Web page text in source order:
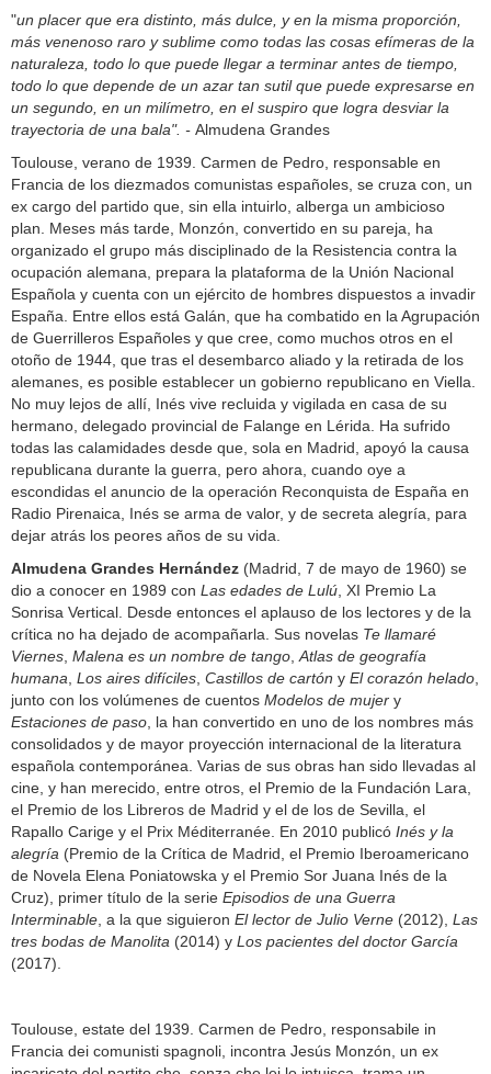
"un placer que era distinto, más dulce, y en la misma proporción,
más venenoso raro y sublime como todas las cosas efímeras de la
naturaleza, todo lo que puede llegar a terminar antes de tiempo,
todo lo que depende de un azar tan sutil que puede expresarse en
un segundo, en un milímetro, en el suspiro que logra desviar la
trayectoria de una bala". - Almudena Grandes
Toulouse, verano de 1939. Carmen de Pedro, responsable en
Francia de los diezmados comunistas españoles, se cruza con, un
ex cargo del partido que, sin ella intuirlo, alberga un ambicioso
plan. Meses más tarde, Monzón, convertido en su pareja, ha
organizado el grupo más disciplinado de la Resistencia contra la
ocupación alemana, prepara la plataforma de la Unión Nacional
Española y cuenta con un ejército de hombres dispuestos a invadir
España. Entre ellos está Galán, que ha combatido en la Agrupación
de Guerrilleros Españoles y que cree, como muchos otros en el
otoño de 1944, que tras el desembarco aliado y la retirada de los
alemanes, es posible establecer un gobierno republicano en Viella.
No muy lejos de allí, Inés vive recluida y vigilada en casa de su
hermano, delegado provincial de Falange en Lérida. Ha sufrido
todas las calamidades desde que, sola en Madrid, apoyó la causa
republicana durante la guerra, pero ahora, cuando oye a
escondidas el anuncio de la operación Reconquista de España en
Radio Pirenaica, Inés se arma de valor, y de secreta alegría, para
dejar atrás los peores años de su vida.
Almudena Grandes Hernández (Madrid, 7 de mayo de 1960) se
dio a conocer en 1989 con Las edades de Lulú, XI Premio La
Sonrisa Vertical. Desde entonces el aplauso de los lectores y de la
crítica no ha dejado de acompañarla. Sus novelas Te llamaré
Viernes, Malena es un nombre de tango,Atlas de geografía
humana, Los aires difíciles, Castillos de cartón y El corazón helado,
junto con los volúmenes de cuentos Modelos de mujer y
Estaciones de paso, la han convertido en uno de los nombres más
consolidados y de mayor proyección internacional de la literatura
española contemporánea. Varias de sus obras han sido llevadas al
cine, y han merecido, entre otros, el Premio de la Fundación Lara,
el Premio de los Libreros de Madrid y el de los de Sevilla, el
Rapallo Carige y el Prix Méditerranée. En 2010 publicó Inés y la
alegría (Premio de la Crítica de Madrid, el Premio Iberoamericano
de Novela Elena Poniatowska y el Premio Sor Juana Inés de la
Cruz), primer título de la serie Episodios de una Guerra
Interminable, a la que siguieron El lector de Julio Verne (2012), Las
tres bodas de Manolita (2014) y Los pacientes del doctor García
(2017).
Toulouse, estate del 1939. Carmen de Pedro, responsabile in
Francia dei comunisti spagnoli, incontra Jesús Monzón, un ex